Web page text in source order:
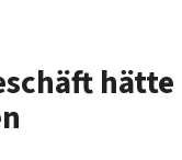
hätte